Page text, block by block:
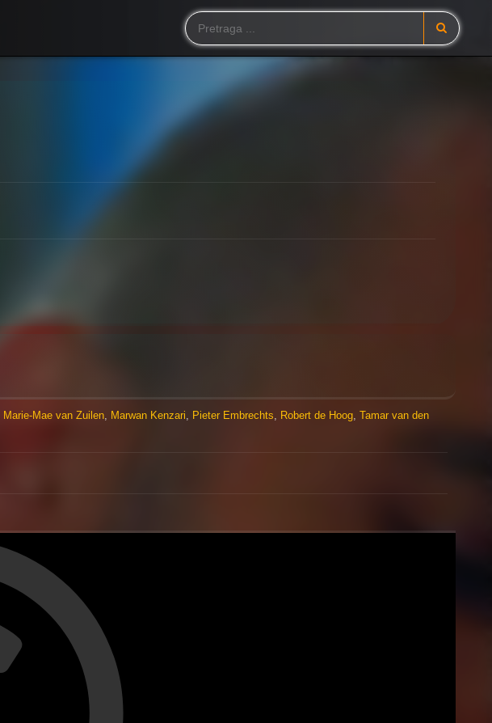
Marie-Mae van Zuilen, Marwan Kenzari, Pieter Embrechts, Robert de Hoog, Tamar van den